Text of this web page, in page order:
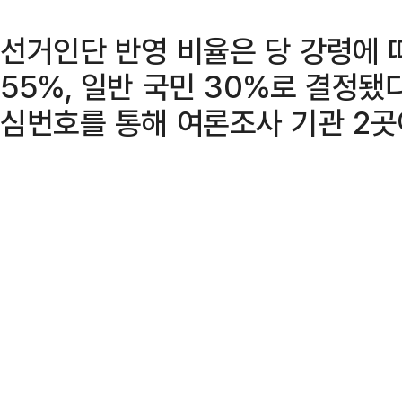
선거인단 반영 비율은 당 강령에
55%, 일반 국민 30%로 결정됐
심번호를 통해 여론조사 기관 2